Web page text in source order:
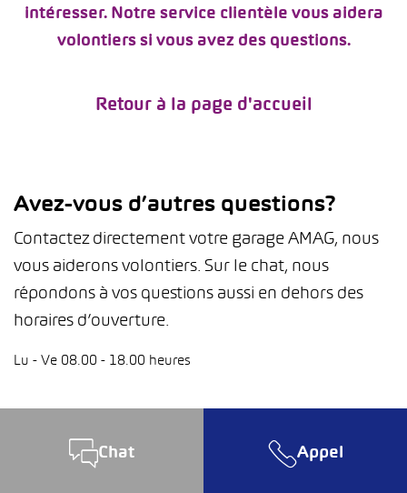
intéresser. Notre service clientèle vous aidera
volontiers si vous avez des questions.
Retour à la page d'accueil
Avez-vous d’autres questions?
Contactez directement votre garage AMAG, nous
vous aiderons volontiers. Sur le chat, nous
répondons à vos questions aussi en dehors des
horaires d’ouverture.
Lu - Ve 08.00 - 18.00 heures
Chat Appel